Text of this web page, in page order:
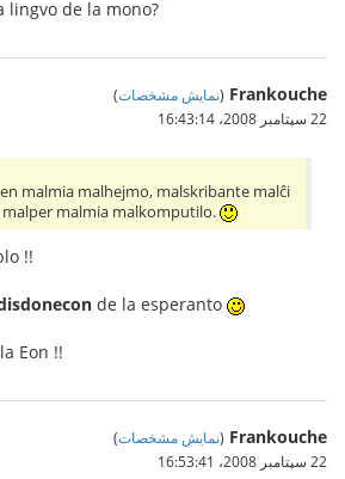
lingvo de la mono?
Frankouche
(نمایش مشخصات)
22 سپتامبر 2008،‏ 16:43:14
malmia malhejmo, malskribante malĉi
malmia malkomputilo.
!!
de la esperanto
Eon !!
Frankouche
(نمایش مشخصات)
22 سپتامبر 2008،‏ 16:53:41